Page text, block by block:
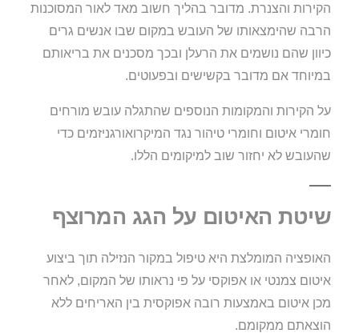
הקירות והצנרת. מדובר בהליך חשוב מאד לאור המסוכנות
הרבה שהימצאותו של העובש במקום שבו אנשים גרים
כיוון שהם נושמים את הרעלן ובכך מסכנים את בריאותם
במיוחד אם מדובר בקשישים ובפעוטים.
על הקירות והמקומות הנוספים שהתגלה עובש מורחים
חומרי איטום וחומרי טיהור נגד המיקרואורגניזמים כדי
שהעובש לא יחזור שוב למיקומים הללו.
שיטת האיטום על הגג המרוצף
האופציה המומלצת היא טיפול במקור הנזילה תוך ביצוע
איטום צמנטי או אפוקסי על פי נראותו של המקום, לאחר
מכן איטום באמצעות רובה אפוקסית בין האריחים ללא
הוצאתם ממקומם.